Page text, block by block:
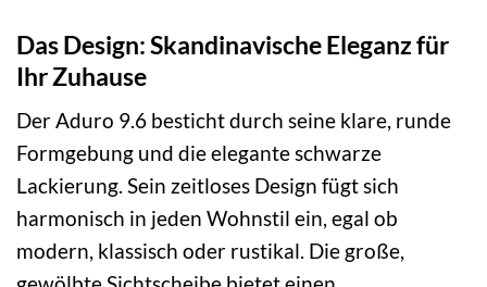
Das Design: Skandinavische Eleganz für
Ihr Zuhause
Der Aduro 9.6 besticht durch seine klare, runde
Formgebung und die elegante schwarze
Lackierung. Sein zeitloses Design fügt sich
harmonisch in jeden Wohnstil ein, egal ob
modern, klassisch oder rustikal. Die große,